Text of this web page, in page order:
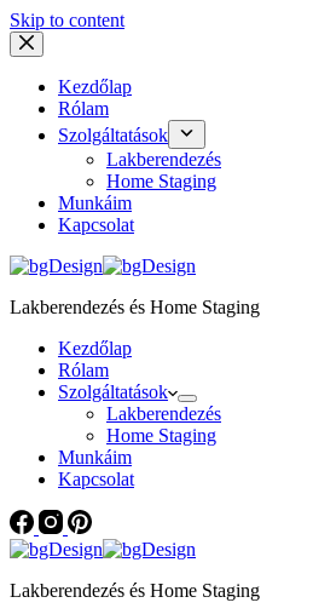
Skip to content
Kezdőlap
Rólam
Szolgáltatások
Lakberendezés
Home Staging
Munkáim
Kapcsolat
Lakberendezés és Home Staging
Kezdőlap
Rólam
Szolgáltatások
Lakberendezés
Home Staging
Munkáim
Kapcsolat
Lakberendezés és Home Staging